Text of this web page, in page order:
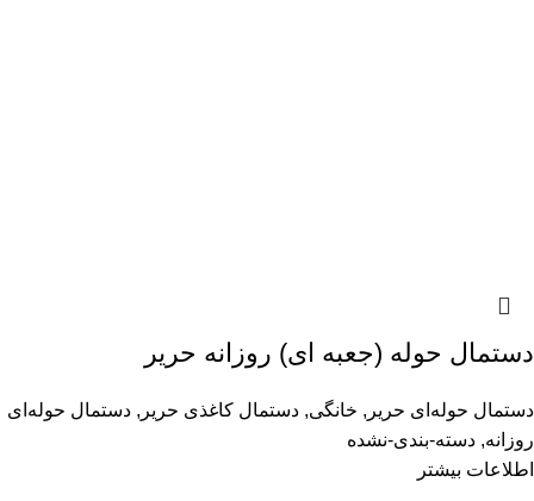
دستمال حوله (جعبه ای) روزانه حریر
دستمال حوله‌ای حریر , خانگی, دستمال کاغذی حریر , دستمال حوله‌ای
روزانه, دسته-بندی-نشده
اطلاعات بیشتر